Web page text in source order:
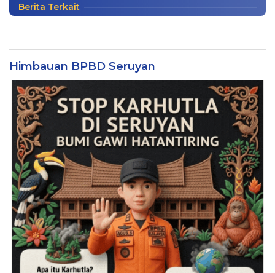
Berita Terkait
Himbauan BPBD Seruyan